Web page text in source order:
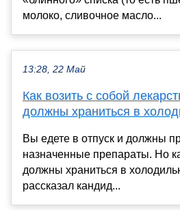
молоко, сливочное масло...
13:28, 22 Май
Как возить с собой
должны храниться в
Вы едете в отпуск и должны
назначенные препараты. Но
должны храниться в
рассказал кандид...